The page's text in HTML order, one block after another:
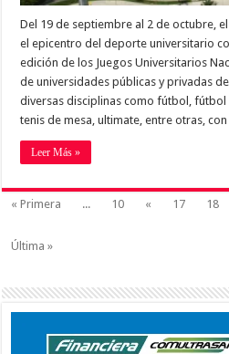
Del 19 de septiembre al 2 de octubre,
el epicentro del deporte universitario
edición de los Juegos Universitarios
de universidades públicas y privadas
diversas disciplinas como fútbol,
tenis de mesa, ultimate, entre otras,
Leer Más »
« Primera ... 10 « 17 18
Última »